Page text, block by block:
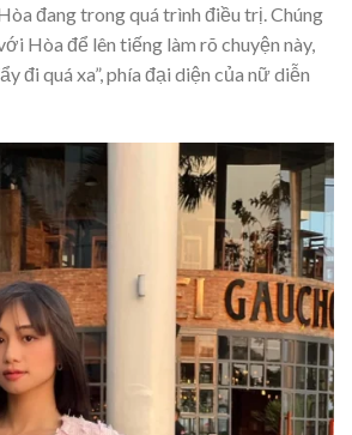
đang trong quá trình điều trị. Chúng
Hòa để lên tiếng làm rõ chuyện này,
đi quá xa”, phía đại diện của nữ diễn